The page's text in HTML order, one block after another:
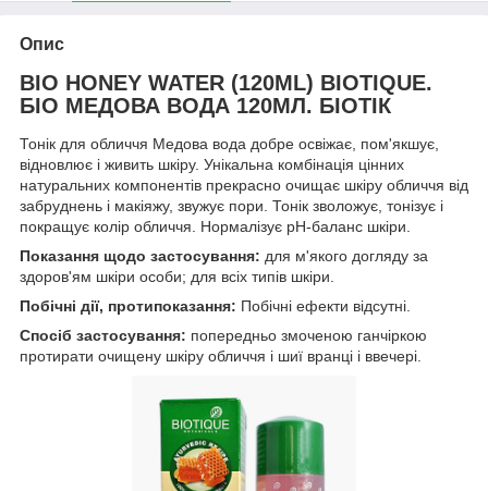
Опис
BIO HONEY WATER (120ML) BIOTIQUE.
БІО МЕДОВА ВОДА 120МЛ. БІОТІК
Тонік для обличчя Медова вода добре освіжає, пом'якшує,
відновлює і живить шкіру. Унікальна комбінація цінних
натуральних компонентів прекрасно очищає шкіру обличчя від
забруднень і макіяжу, звужує пори. Тонік зволожує, тонізує і
покращує колір обличчя. Нормалізує рН-баланс шкіри.
Показання щодо застосування: для м'якого догляду за
здоров'ям шкіри особи; для всіх типів шкіри.
Побічні дії, протипоказання: Побічні ефекти відсутні.
Спосіб застосування: попередньо змоченою ганчіркою
протирати очищену шкіру обличчя і шиї вранці і ввечері.